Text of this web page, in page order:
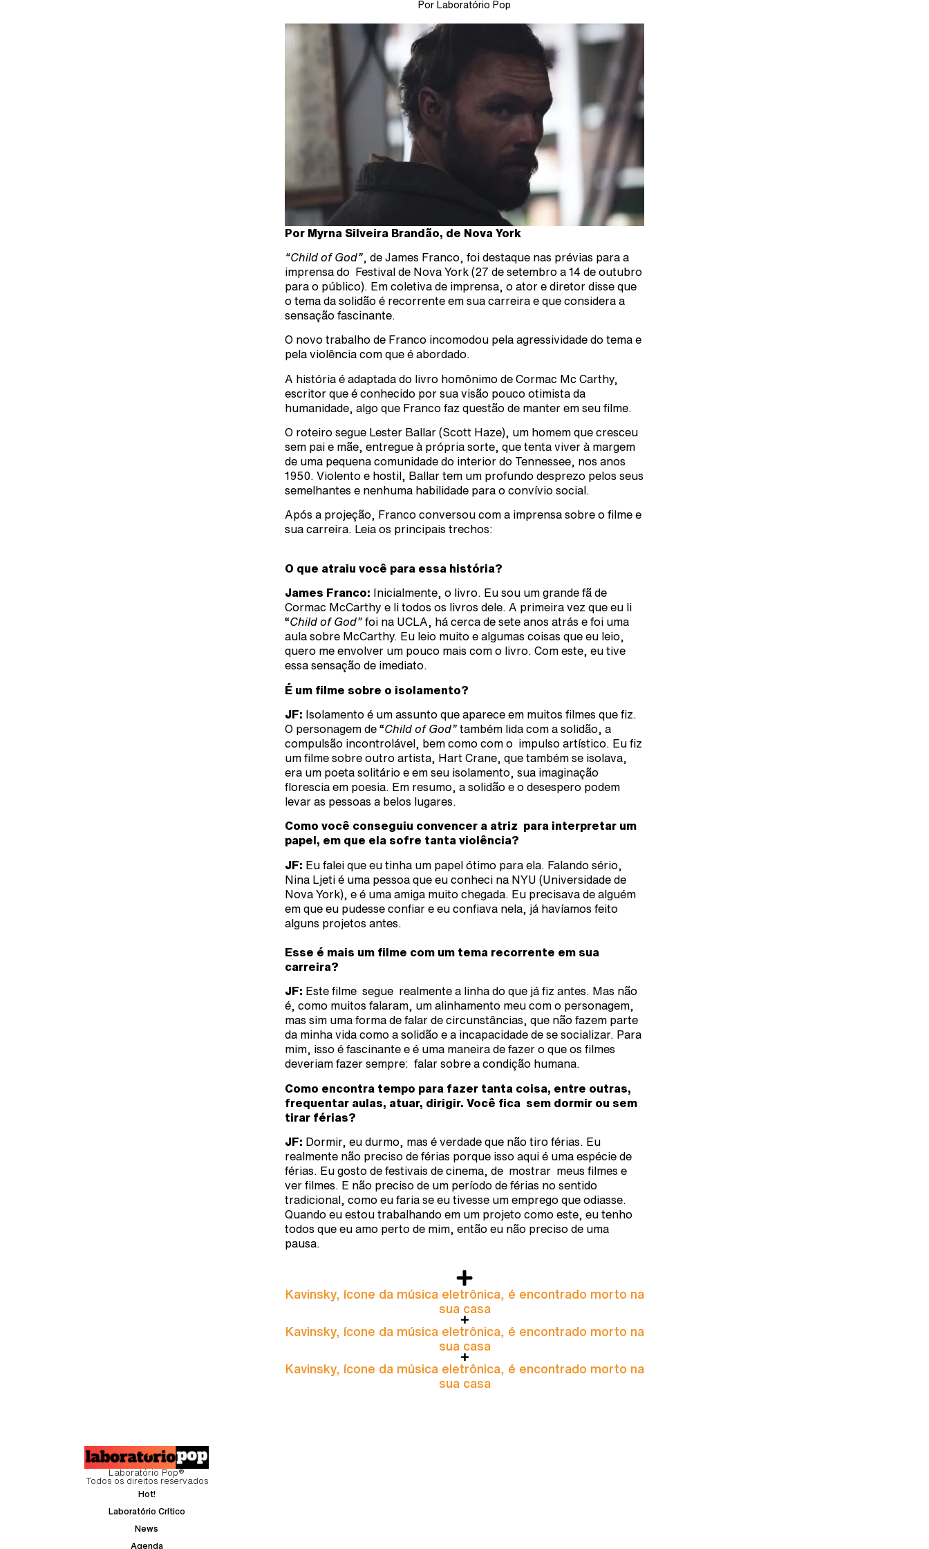
Por Laboratório Pop
Por Myrna Silveira Brandão, de Nova York
“Child of God” , de James Franco, foi destaque nas prévias para a
imprensa do Festival de Nova York (27 de setembro a 14 de outubro
para o público). Em coletiva de imprensa, o ator e diretor disse que
o tema da solidão é recorrente em sua carreira e que considera a
sensação fascinante.
O novo trabalho de Franco incomodou pela agressividade do tema e
pela violência com que é abordado.
A história é adaptada do livro homônimo de Cormac Mc Carthy,
escritor que é conhecido por sua visão pouco otimista da
humanidade, algo que Franco faz questão de manter em seu filme.
O roteiro segue Lester Ballar (Scott Haze), um homem que cresceu
sem pai e mãe, entregue à própria sorte, que tenta viver à margem
de uma pequena comunidade do interior do Tennessee, nos anos
1950. Violento e hostil, Ballar tem um profundo desprezo pelos seus
semelhantes e nenhuma habilidade para o convívio social.
Após a projeção, Franco conversou com a imprensa sobre o filme e
sua carreira. Leia os principais trechos:
O que atraiu você para essa história?
James Franco:
Inicialmente, o livro. Eu sou um grande fã de
Cormac McCarthy e li todos os livros dele. A primeira vez que eu li
“Child of God” foi na UCLA, há cerca de sete anos atrás e foi uma
aula sobre McCarthy. Eu leio muito e algumas coisas que eu leio,
quero me envolver um pouco mais com o livro. Com este, eu tive
essa sensação de imediato.
É um filme sobre o isolamento?
JF: Isolamento é um assunto que aparece em muitos filmes que fiz.
O personagem de “Child of God” também lida com a solidão, a
compulsão incontrolável, bem como com o impulso artístico. Eu fiz
um filme sobre outro artista, Hart Crane, que também se isolava,
era um poeta solitário e em seu isolamento, sua imaginação
florescia em poesia. Em resumo, a solidão e o desespero podem
levar as pessoas a belos lugares.
Como você conseguiu convencer a atriz para interpretar um
papel, em que ela sofre tanta violência?
JF: Eu falei que eu tinha um papel ótimo para ela. Falando sério,
Nina Ljeti é uma pessoa que eu conheci na NYU (Universidade de
Nova York), e é uma amiga muito chegada. Eu precisava de alguém
em que eu pudesse confiar e eu confiava nela, já havíamos feito
alguns projetos antes.
Esse é mais um filme com um tema recorrente em sua
carreira?
JF: Este filme segue realmente a linha do que já fiz antes. Mas não
é, como muitos falaram, um alinhamento meu com o personagem,
mas sim uma forma de falar de circunstâncias, que não fazem parte
da minha vida como a solidão e a incapacidade de se socializar. Para
mim, isso é fascinante e é uma maneira de fazer o que os filmes
deveriam fazer sempre: falar sobre a condição humana.
Como encontra tempo para fazer tanta coisa, entre outras,
frequentar aulas, atuar, dirigir. Você fica sem dormir ou sem
tirar férias?
JF: Dormir, eu durmo, mas é verdade que não tiro férias.
Eu
realmente não preciso de férias porque isso aqui é uma espécie de
férias. Eu gosto de festivais de cinema, de mostrar meus filmes e
ver filmes. E não preciso de um período de férias no sentido
tradicional, como eu faria se eu tivesse um emprego que odiasse.
Quando eu estou trabalhando em um projeto como este, eu tenho
todos que eu amo perto de mim, então eu não preciso de uma
pausa.
Kavinsky, ícone da música eletrônica, é encontrado morto na
sua casa
Kavinsky, ícone da música eletrônica, é encontrado morto na
sua casa
Kavinsky, ícone da música eletrônica, é encontrado morto na
sua casa
Laboratório Pop®
Todos os direitos reservados
Hot!
Laboratório Crítico
News
Agenda